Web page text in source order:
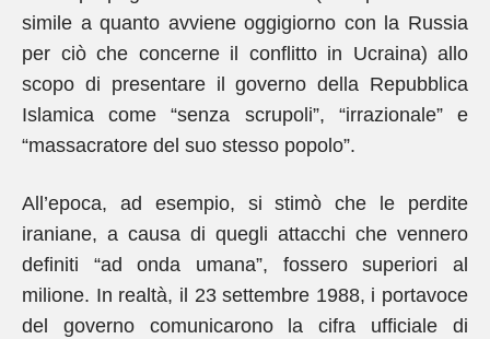
simile a quanto avviene oggigiorno con la Russia
per ciò che concerne il conflitto in Ucraina) allo
scopo di presentare il governo della Repubblica
Islamica come “senza scrupoli”, “irrazionale” e
“massacratore del suo stesso popolo”.
All’epoca, ad esempio, si stimò che le perdite
iraniane, a causa di quegli attacchi che vennero
definiti “ad onda umana”, fossero superiori al
milione. In realtà, il 23 settembre 1988, i portavoce
del governo comunicarono la cifra ufficiale di